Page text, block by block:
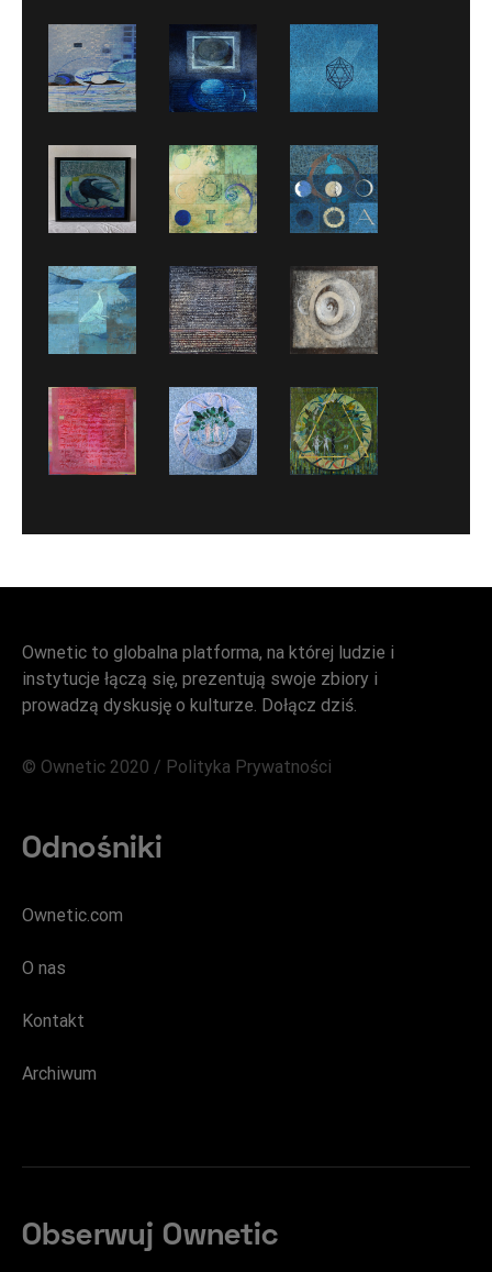
Ownetic to globalna platforma, na której ludzie i
instytucje łączą się, prezentują swoje zbiory i
prowadzą dyskusję o kulturze. Dołącz dziś.
© Ownetic 2020 / Polityka Prywatności
Odnośniki
Ownetic.com
O nas
Kontakt
Archiwum
Obserwuj Ownetic